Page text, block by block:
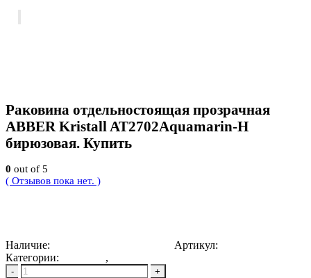
Раковина отдельностоящая прозрачная
ABBER Kristall AT2702Aquamarin-H
бирюзовая. Купить
0 out of 5
( Отзывов пока нет. )
Наличие: Артикул:
Категории:
,
-
+